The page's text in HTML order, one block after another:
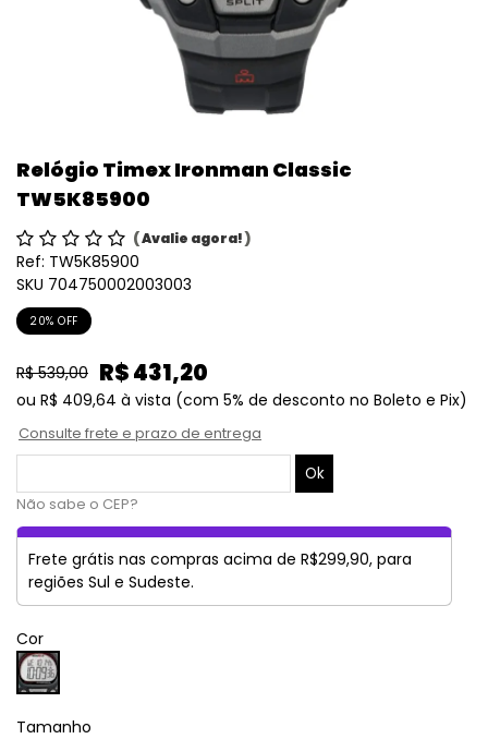
Relógio Timex Ironman Classic
TW5K85900
(Avalie agora!)
Ref: TW5K85900
SKU 704750002003003
20% OFF
R$ 539,00 R$ 431,20
ou R$ 409,64 à vista (com 5% de desconto no Boleto e Pix)
Consulte frete e prazo de entrega
Não sabe o CEP?
Frete grátis nas compras acima de R$299,90, para
regiões Sul e Sudeste.
Cor
Tamanho